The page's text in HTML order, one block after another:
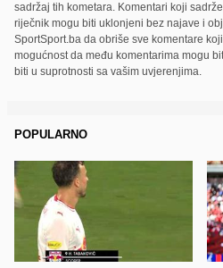
sadržaj tih kometara. Komentari koji
riječnik mogu biti uklonjeni bez najave i
SportSport.ba da obriše sve komentare
mogućnost da među komentarima mogu
biti u suprotnosti sa vašim uvjerenjima.
POPULARNO